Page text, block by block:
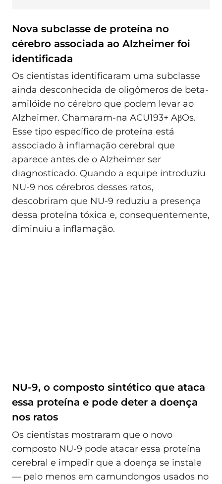
Nova subclasse de proteína no
cérebro associada ao Alzheimer foi
identificada
Os cientistas identificaram uma subclasse
ainda desconhecida de oligômeros de beta-
amilóide no cérebro que podem levar ao
Alzheimer. Chamaram-na ACU193+ AβOs.
Esse tipo específico de proteína está
associado à inflamação cerebral que
aparece antes de o Alzheimer ser
diagnosticado. Quando a equipe introduziu
NU-9 nos cérebros desses ratos,
descobriram que NU-9 reduziu a presença
dessa proteína tóxica e, consequentemente,
diminuiu a inflamação.
NU-9, o composto sintético que ataca
essa proteína e pode deter a doença
nos ratos
Os cientistas mostraram que o novo
composto NU-9 pode atacar essa proteína
cerebral e impedir que a doença se instale
— pelo menos em camundongos usados no